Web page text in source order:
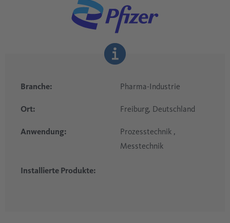
Branche: Pharma-Industrie
Ort: Freiburg, Deutschland
Anwendung:
Prozesstechnik ,
Messtechnik
Installierte Produkte: